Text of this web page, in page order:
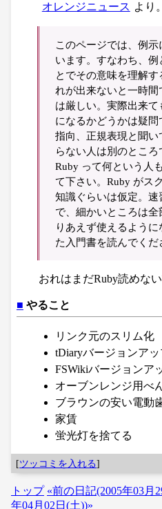
オレンジニュース より。
このページでは、例
います。すなわち、例
とでその意味を理解
れが出来ないと一時
は厳しい。実際出来て
になるかどうかは疑
指向、正規表現と聞
らない人は別のところ
Ruby って何という人
て下さい。Ruby がス
知識ぐらいは仮定。
で、細かいところは
りあえず使えるよう
た入門書を読んでくだ
おれはまだRuby読めない
■ やること
リンク元のスリム化
tDiaryバージョンアッ
FSWikiバージョンア
オーブンレンジ用べ
ブラウンの安い電動
家賃
蛍光灯を捨てる
[ツッコミを入れる]
トップ «前の日記(2005年03月
年04月02日(土))»